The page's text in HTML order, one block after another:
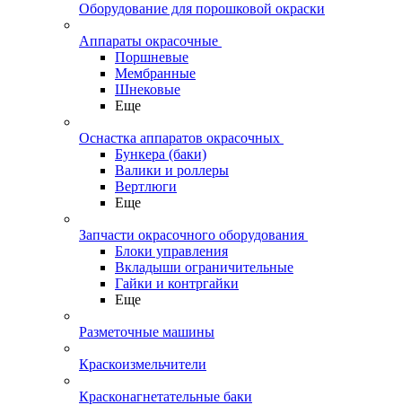
Оборудование для порошковой окраски
Аппараты окрасочные
Поршневые
Мембранные
Шнековые
Еще
Оснастка аппаратов окрасочных
Бункера (баки)
Валики и роллеры
Вертлюги
Еще
Запчасти окрасочного оборудования
Блоки управления
Вкладыши ограничительные
Гайки и контргайки
Еще
Разметочные машины
Краскоизмельчители
Красконагнетательные баки